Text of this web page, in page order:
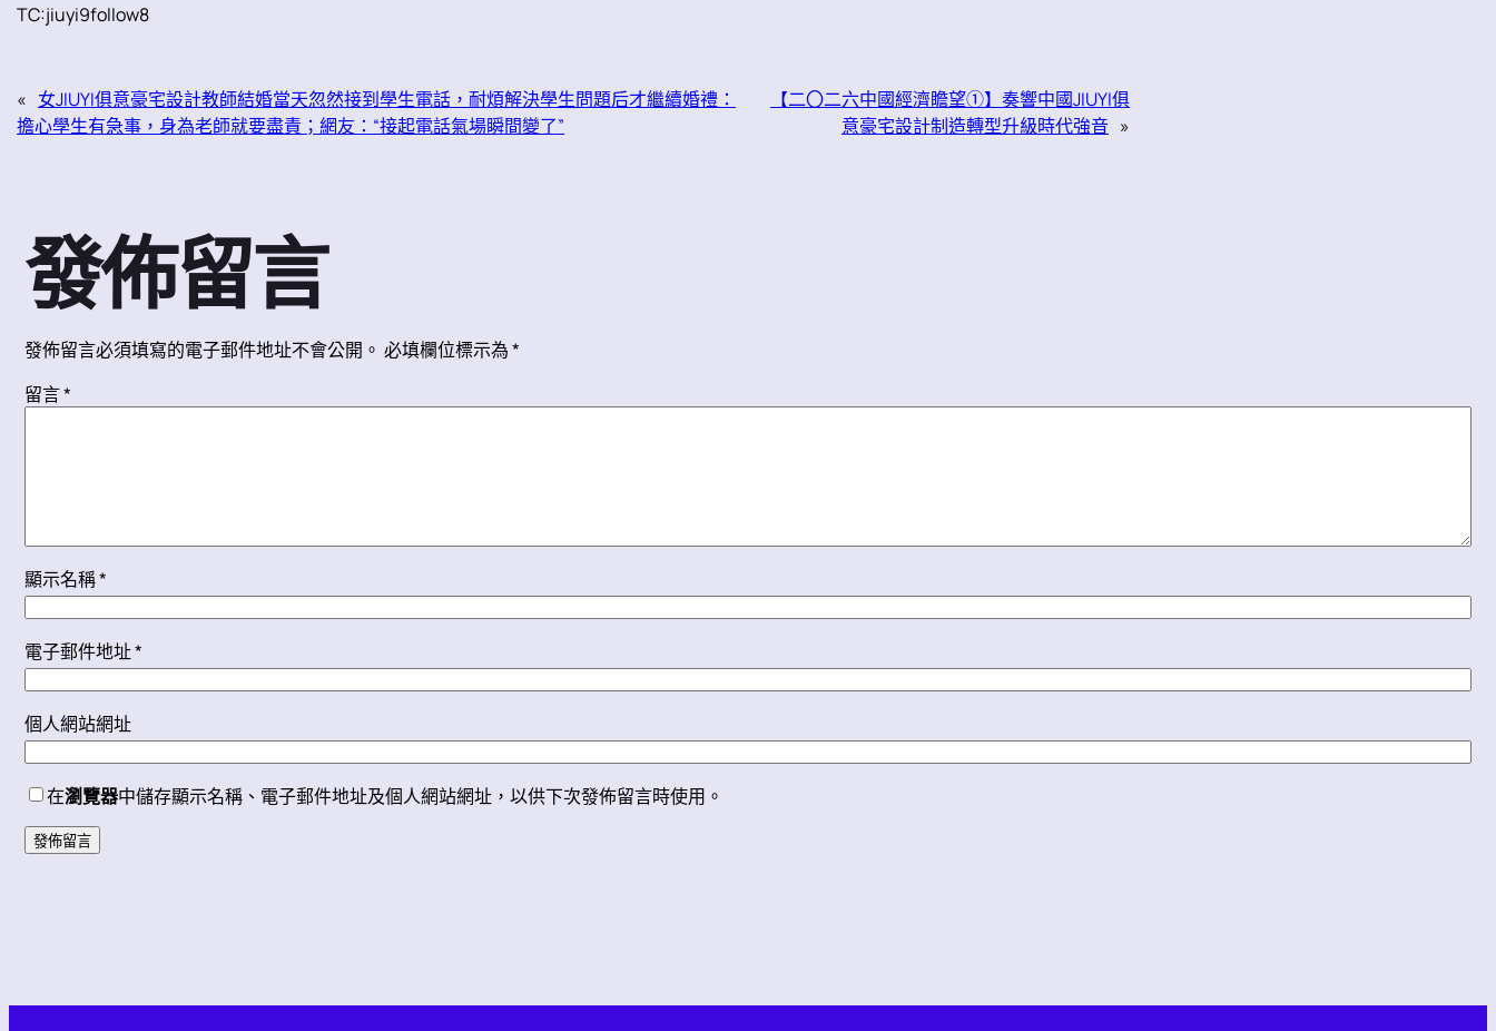
TC:jiuyi9follow8
« 女JIUYI俱意豪宅設計教師結婚當天忽然接到學生電話，耐煩解決學生問題后才繼續婚禮：
擔心學生有急事，身為老師就要盡責；網友：“接起電話氣場瞬間變了”
【二〇二六中國經濟瞻望①】奏響中國JIUYI俱
意豪宅設計制造轉型升級時代強音 »
發佈留言
發佈留言必須填寫的電子郵件地址不會公開。 必填欄位標示為*
留言*
顯示名稱*
電子郵件地址*
個人網站網址
在瀏覽器中儲存顯示名稱、電子郵件地址及個人網站網址，以供下次發佈留言時使用。